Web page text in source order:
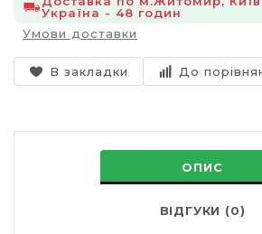
Україна - 48 годин
Умови доставки
В закладки До
ОПИС
ВІДГУКИ (0)